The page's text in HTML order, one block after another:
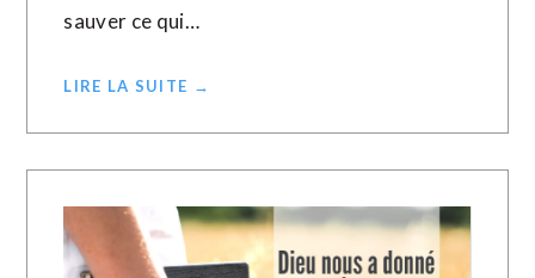
sauver ce qui…
LIRE LA SUITE →